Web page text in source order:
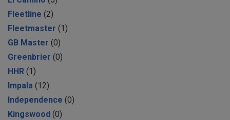
Fleetline (2)
Fleetmaster (1)
GB Master (0)
Greenbrier (0)
HHR (1)
Impala (12)
Independence (0)
Kingswood (0)